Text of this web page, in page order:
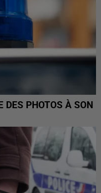
DES PHOTOS À SON